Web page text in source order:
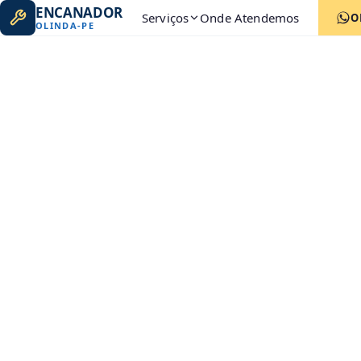
ENCANADOR
OLINDA-PE Serviços Onde Atendemos